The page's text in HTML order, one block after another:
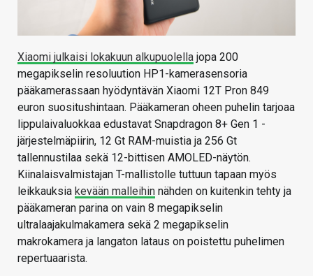
Xiaomi julkaisi lokakuun alkupuolella jopa 200
megapikselin resoluution HP1-kamerasensoria
pääkamerassaan hyödyntävän Xiaomi 12T Pron 849
euron suositushintaan. Pääkameran oheen puhelin tarjoaa
lippulaivaluokkaa edustavat Snapdragon 8+ Gen 1 -
järjestelmäpiirin, 12 Gt RAM-muistia ja 256 Gt
tallennustilaa sekä 12-bittisen AMOLED-näytön.
Kiinalaisvalmistajan T-mallistolle tuttuun tapaan myös
leikkauksia kevään malleihin nähden on kuitenkin tehty ja
pääkameran parina on vain 8 megapikselin
ultralaajakulmakamera sekä 2 megapikselin
makrokamera ja langaton lataus on poistettu puhelimen
repertuaarista.